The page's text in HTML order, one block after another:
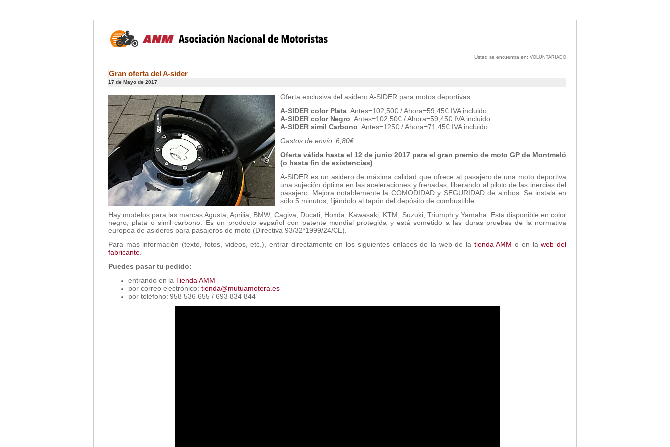
Usted se encuentra en: VOLUNTARIADO
Gran oferta del A-sider
17 de Mayo de 2017
Oferta exclusiva del asidero A-SIDER para motos deportivas:
A-SIDER color Plata: Antes=102,50€ / Ahora=59,45€ IVA incluido
A-SIDER color Negro: Antes=102,50€ / Ahora=59,45€ IVA incluido
A-SIDER simil Carbono: Antes=125€ / Ahora=71,45€ IVA incluido
Gastos de envío: 6,80€
Oferta válida hasta el 12 de junio 2017 para el gran premio de moto GP de Montmeló
(o hasta fin de existencias)
A-SIDER es un asidero de máxima calidad que ofrece al pasajero de una moto deportiva
una sujeción óptima en las aceleraciones y frenadas, liberando al piloto de las inercias del
pasajero. Mejora notablemente la COMODIDAD y SEGURIDAD de ambos. Se instala en
sólo 5 minutos, fijándolo al tapón del depósito de combustible.
Hay modelos para las marcas Agusta, Aprilia, BMW, Cagiva, Ducati, Honda, Kawasaki, KTM, Suzuki, Triumph y Yamaha. Está disponible en color
negro, plata o simil carbono. Es un producto español con patente mundial protegida y está sometido a las duras pruebas de la normativa
europea de asideros para pasajeros de moto (Directiva 93/32*1999/24/CE).
Para más información (texto, fotos, videos, etc.), entrar directamente en los siguientes enlaces de la web de la tienda AMM o en laweb del
fabricante
Puedes pasar tu pedido:
entrando en la Tienda AMM
por correo electrónico: tienda@mutuamotera.es
por teléfono: 958 536 655 / 693 834 844